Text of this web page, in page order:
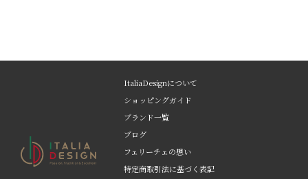
ItaliaDesignについて
ショッピングガイド
ブランド一覧
ブログ
フェリーチェの想い
特定商取引法に基づく表記